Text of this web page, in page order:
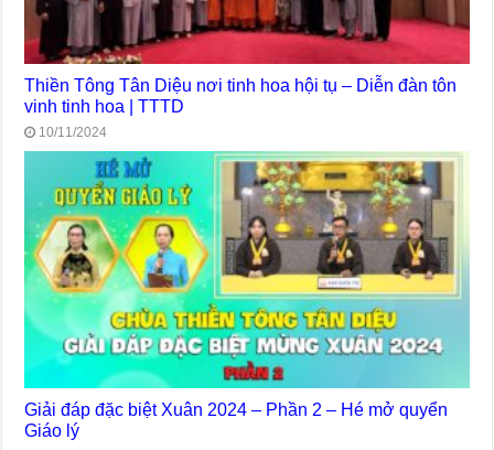
Thiền Tông Tân Diệu nơi tinh hoa hội tụ – Diễn đàn tôn
vinh tinh hoa | TTTD
10/11/2024
Giải đáp đặc biệt Xuân 2024 – Phần 2 – Hé mở quyển
Giáo lý